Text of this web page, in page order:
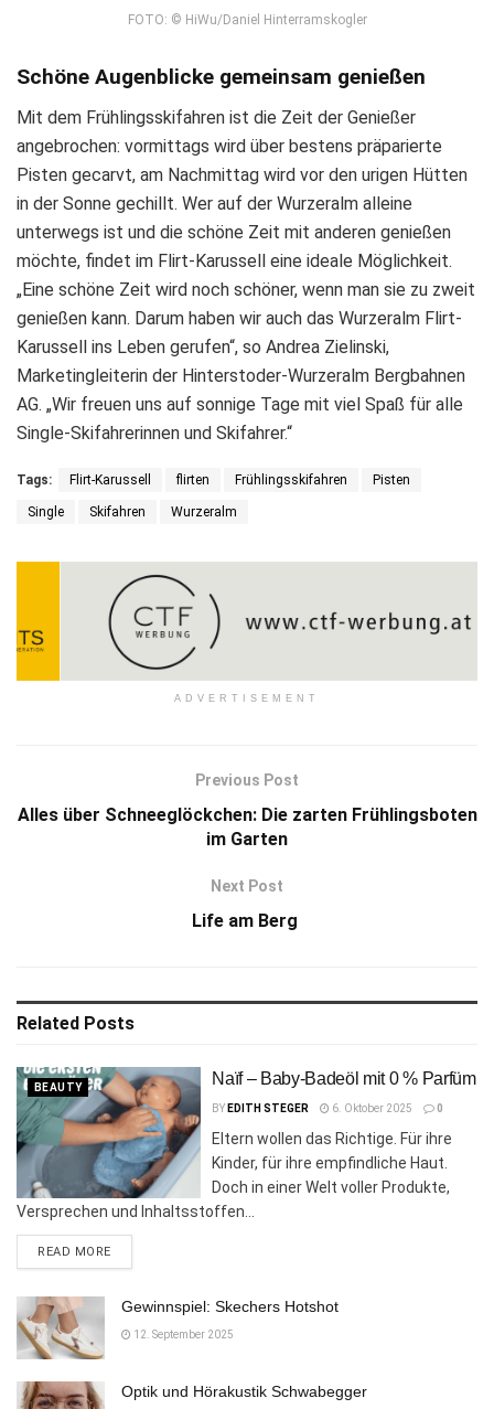
FOTO: © HiWu/Daniel Hinterramskogler
Schöne Augenblicke gemeinsam genießen
Mit dem Frühlingsskifahren ist die Zeit der Genießer
angebrochen: vormittags wird über bestens präparierte
Pisten gecarvt, am Nachmittag wird vor den urigen Hütten
in der Sonne gechillt. Wer auf der Wurzeralm alleine
unterwegs ist und die schöne Zeit mit anderen genießen
möchte, findet im Flirt-Karussell eine ideale Möglichkeit.
„Eine schöne Zeit wird noch schöner, wenn man sie zu zweit
genießen kann. Darum haben wir auch das Wurzeralm Flirt-
Karussell ins Leben gerufen“, so Andrea Zielinski,
Marketingleiterin der Hinterstoder-Wurzeralm Bergbahnen
AG. „Wir freuen uns auf sonnige Tage mit viel Spaß für alle
Single-Skifahrerinnen und Skifahrer.“
Tags: Flirt-Karussell flirten Frühlingsskifahren Pisten
Single Skifahren Wurzeralm
ADVERTISEMENT
Previous Post
Alles über Schneeglöckchen: Die zarten Frühlingsboten
im Garten
Next Post
Life am Berg
Related Posts
BEAUTY Naïf – Baby-Badeöl mit 0 % Parfüm
BY EDITH STEGER 6. Oktober 2025 0
Eltern wollen das Richtige. Für ihre
Kinder, für ihre empfindliche Haut.
Doch in einer Welt voller Produkte,
Versprechen und Inhaltsstoffen...
READ MOREDETAILS
Gewinnspiel: Skechers Hotshot
12. September 2025
Optik und Hörakustik Schwabegger